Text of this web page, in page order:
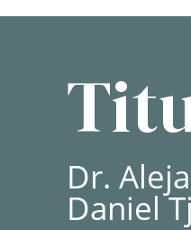
Dr.
Daniel